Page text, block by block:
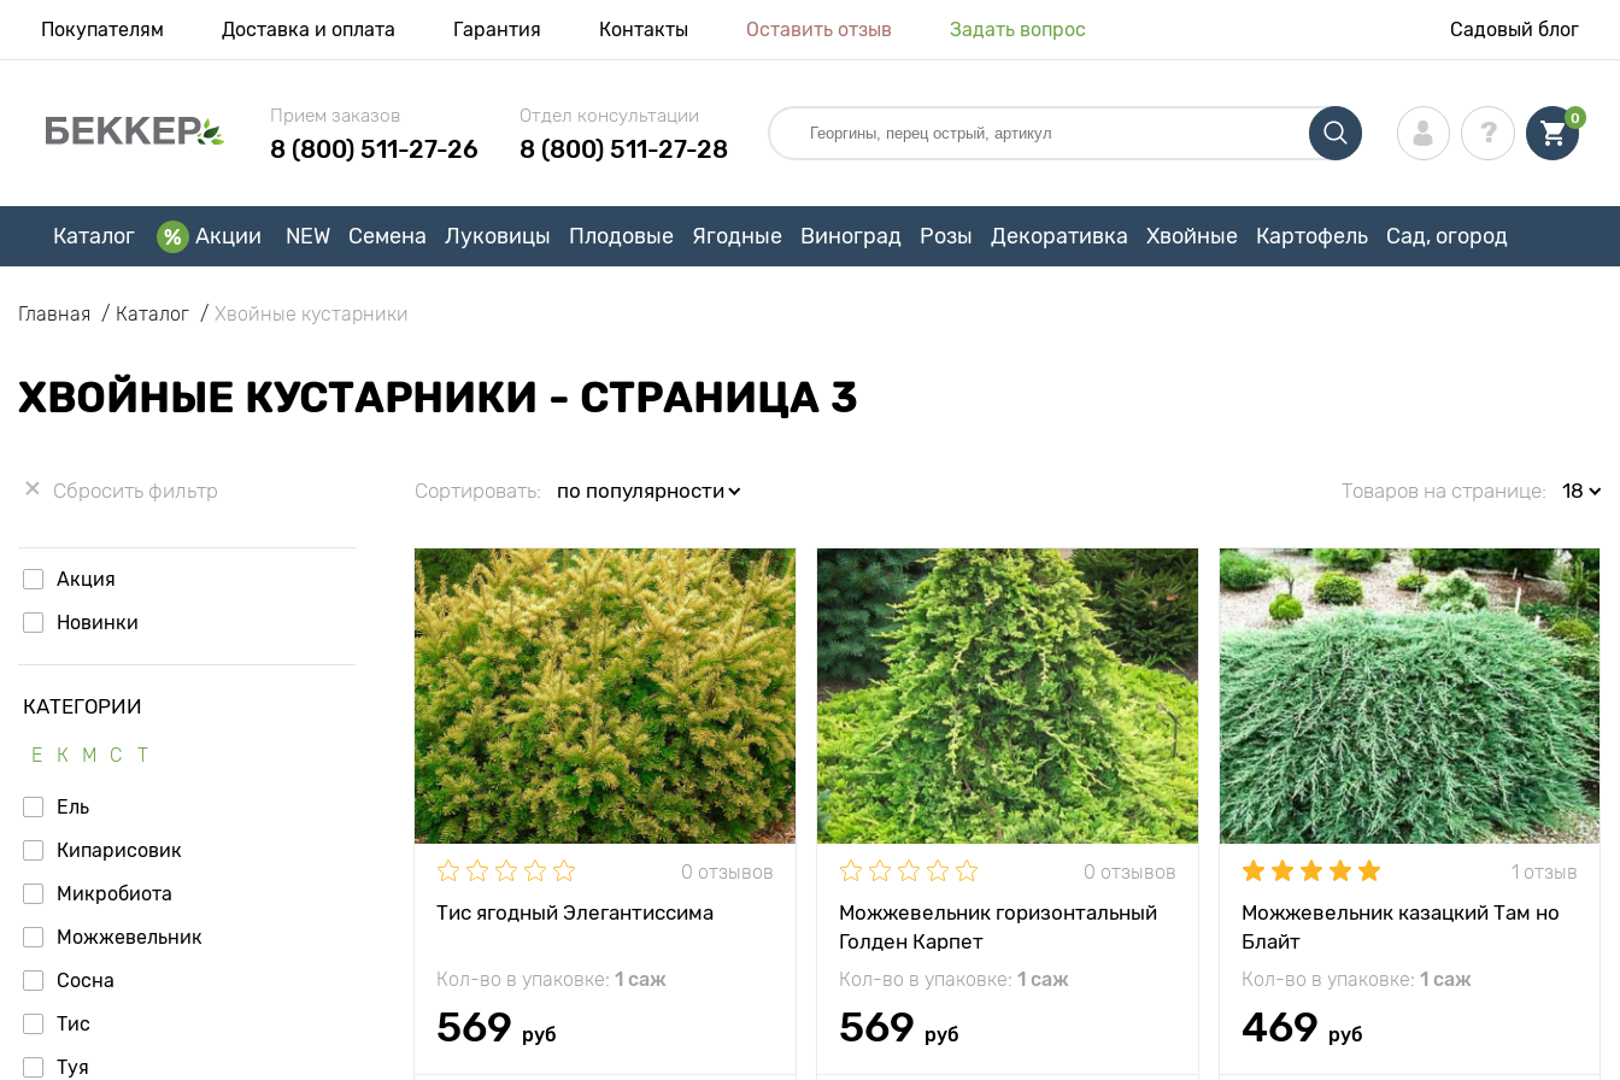
Покупателям Доставка и оплата Гарантия Контакты Оставить отзыв Задать вопрос Садовый блог
Прием заказов
8 (800) 511-27-26
Отдел консультации
8 (800) 511-27-28
0
Каталог Акции NEW Семена Луковицы Плодовые Ягодные Виноград Розы Декоративка Хвойные Картофель Сад, огород
Главная Каталог Хвойные кустарники
ХВОЙНЫЕ КУСТАРНИКИ - СТРАНИЦА 3
Сбросить фильтр
Акция
Новинки
КАТЕГОРИИ
Е К М С Т
Ель
Кипарисовик
Микробиота
Можжевельник
Сосна
Тис
Туя
Сортировать: по популярности Товаров на странице: 18
0 отзывов
Тис ягодный Элегантиссима
Кол-во в упаковке: 1 саж
569 руб
Высота растения до 1 м
Растояние между
растениями
2 - 3 м
Местоположение солнце, полутень
Морозостойкость высокая
Особенности Желтый шар!
0 отзывов
Можжевельник горизонтальный
Голден Карпет
Кол-во в упаковке: 1 саж
569 руб
Высота растения 15 - 20 см
Растояние между
растениями
1,5 - 2 м
Местоположение солнце, полутень
Морозостойкость высокая
Особенности
Ярко-золотистые
кончики!
1 отзыв
Можжевельник казацкий Там но
Блайт
Кол-во в упаковке: 1 саж
469 руб
Высота растения до 50 см
Растояние между
растениями
1,5 - 2 м
Местоположение солнце, полутень
Морозостойкость высокая
Особенности
Дополнение в
ландшафте!